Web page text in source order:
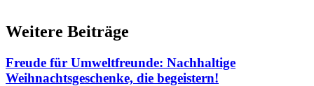
Weitere Beiträge
Freude für Umweltfreunde: Nachhaltige
Weihnachtsgeschenke, die begeistern!